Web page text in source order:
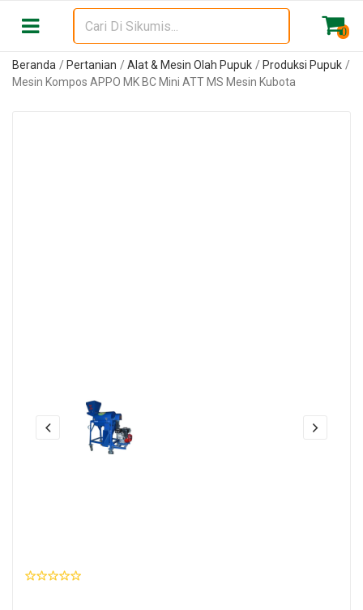
0
Beranda Pertanian Alat & Mesin Olah Pupuk
Produksi Pupuk
Mesin Kompos APPO MK BC Mini ATT MS Mesin Kubota